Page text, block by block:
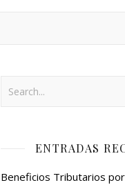
ENTRADAS
Beneficios Tributarios